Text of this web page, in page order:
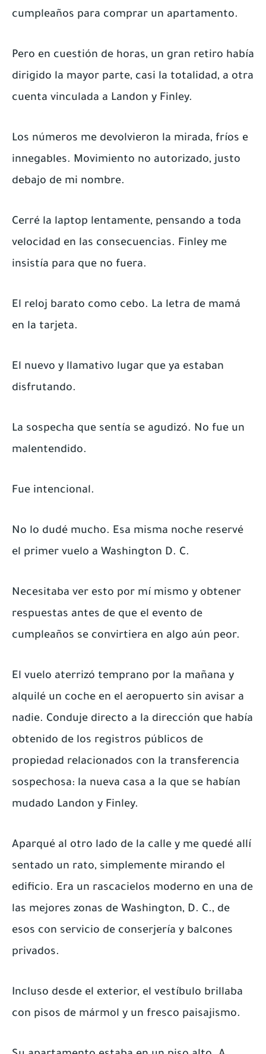
cumpleaños para comprar un apartamento.
Pero en cuestión de horas, un gran retiro había
dirigido la mayor parte, casi la totalidad, a otra
cuenta vinculada a Landon y Finley.
Los números me devolvieron la mirada, fríos e
innegables. Movimiento no autorizado, justo
debajo de mi nombre.
Cerré la laptop lentamente, pensando a toda
velocidad en las consecuencias. Finley me
insistía para que no fuera.
El reloj barato como cebo. La letra de mamá
en la tarjeta.
El nuevo y llamativo lugar que ya estaban
disfrutando.
La sospecha que sentía se agudizó. No fue un
malentendido.
Fue intencional.
No lo dudé mucho. Esa misma noche reservé
el primer vuelo a Washington D. C.
Necesitaba ver esto por mí mismo y obtener
respuestas antes de que el evento de
cumpleaños se convirtiera en algo aún peor.
El vuelo aterrizó temprano por la mañana y
alquilé un coche en el aeropuerto sin avisar a
nadie. Conduje directo a la dirección que había
obtenido de los registros públicos de
propiedad relacionados con la transferencia
sospechosa: la nueva casa a la que se habían
mudado Landon y Finley.
Aparqué al otro lado de la calle y me quedé allí
sentado un rato, simplemente mirando el
edificio. Era un rascacielos moderno en una de
las mejores zonas de Washington, D. C., de
esos con servicio de conserjería y balcones
privados.
Incluso desde el exterior, el vestíbulo brillaba
con pisos de mármol y un fresco paisajismo.